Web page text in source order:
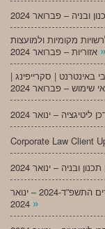
מקומיות ולמועצות
»
באינטרנט | סקרייפינג |
Corporate Law Client
מעו”דכן רגולציה – צו הארכת תקופות ודחיית מועדים התשפ”ד-2024 – ינואר
»